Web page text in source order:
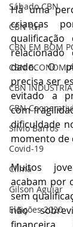
Sábado CBN
CBN RH
CBN EM BOM
CBN
CBN INDÚSTRIA
CBN
Silvio Barros
Covid-19
Clima
Gilson Aguiar
Eleições 2020
Há uma
crianças
relacionado
dado. O
precisa ser
evitado a
com
dificuldade
momento de
Muitos
acabam por
sem
não